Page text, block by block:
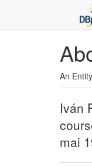
An
Iván
mai